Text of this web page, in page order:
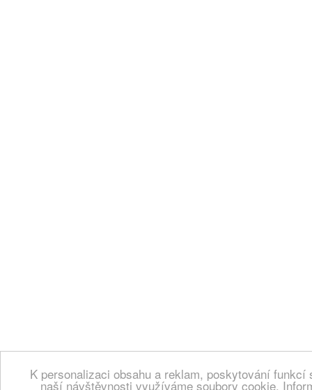
K personalizaci obsahu a reklam, poskytování
naší návštěvnosti využíváme soubory cookie.